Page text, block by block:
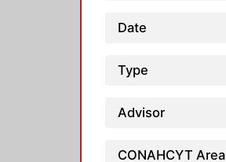
Date
Type
Advisor
CONAHCYT Area